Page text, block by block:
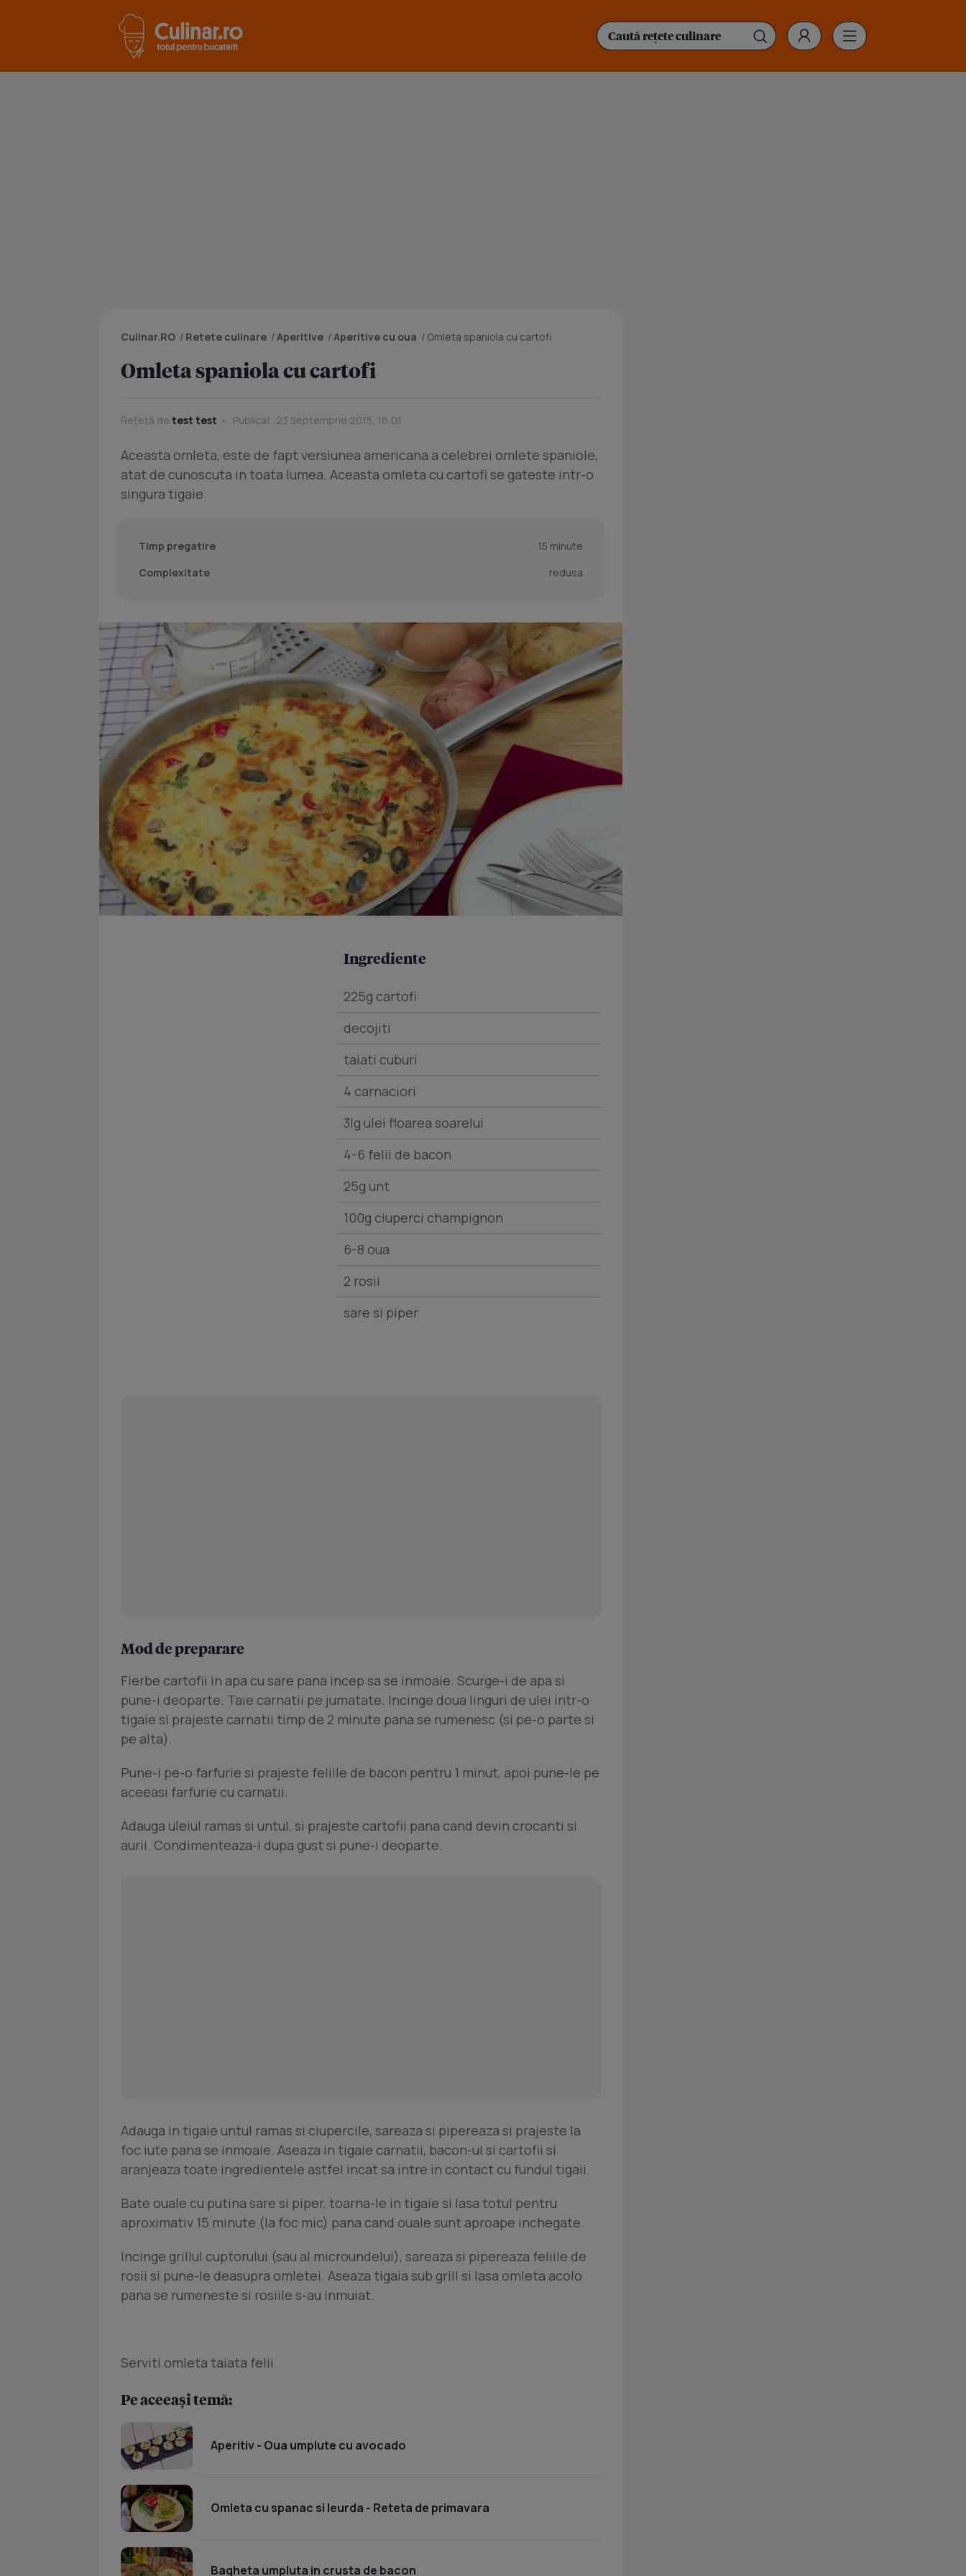
Culinar.RO / Retete culinare /Aperitive /Aperitive cu oua / Omleta spaniola cu cartofi
Omleta spaniola cu cartofi
Rețetă de test test Publicat: 23 Septembrie 2015, 16:01
Aceasta omleta, este de fapt versiunea americana a celebrei omlete spaniole,
atat de cunoscuta in toata lumea. Aceasta omleta cu cartofi se gateste intr-o
singura tigaie
Timp pregatire
15 minute
Complexitate
redusa
Ingrediente
225g cartofi
decojiti
taiati cuburi
4 carnaciori
3lg ulei floarea soarelui
4-6 felii de bacon
25g unt
100g ciuperci champignon
6-8 oua
2 rosii
sare si piper
Mod de preparare
Fierbe cartofii in apa cu sare pana incep sa se inmoaie. Scurge-i de apa si
pune-i deoparte. Taie carnatii pe jumatate. Incinge doua linguri de ulei intr-o
tigaie si prajeste carnatii timp de 2 minute pana se rumenesc (si pe-o parte si
pe alta).
Pune-i pe-o farfurie si prajeste feliile de bacon pentru 1 minut, apoi pune-le pe
aceeasi farfurie cu carnatii.
Adauga uleiul ramas si untul, si prajeste cartofii pana cand devin crocanti si
aurii. Condimenteaza-i dupa gust si pune-i deoparte.
Adauga in tigaie untul ramas si ciupercile, sareaza si pipereaza si prajeste la
foc iute pana se inmoaie. Aseaza in tigaie carnatii, bacon-ul si cartofii si
aranjeaza toate ingredientele astfel incat sa intre in contact cu fundul tigaii.
Bate ouale cu putina sare si piper, toarna-le in tigaie si lasa totul pentru
aproximativ 15 minute (la foc mic) pana cand ouale sunt aproape inchegate.
Incinge grillul cuptorului (sau al microundelui), sareaza si pipereaza feliile de
rosii si pune-le deasupra omletei. Aseaza tigaia sub grill si lasa omleta acolo
pana se rumeneste si rosiile s-au inmuiat.
Serviti omleta taiata felii
Pe aceeași temă:
Aperitiv - Oua umplute cu avocado
Omleta cu spanac si leurda - Reteta de primavara
Bagheta umpluta in crusta de bacon